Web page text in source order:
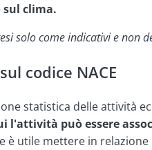
clima.
solo come indicativi e
codice NACE
statistica delle
l'attività può essere
è utile mettere in